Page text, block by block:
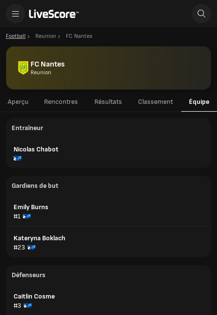
Football Reunion FC Nantes
FC Nantes
Reunion
Aperçu Rencontres Résultats Classement Équipe
Entraîneur
Nicolas Chabot
Gardiens de but
Emily Burns
#1
Kateryna Boklach
#23
Défenseurs
Caitlin Cosme
#3